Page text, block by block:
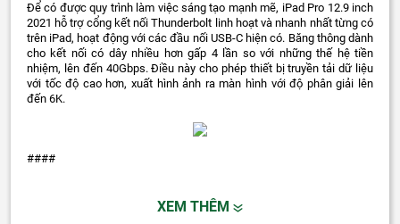
Để có được quy trình làm việc sáng tạo mạnh mẽ, iPad Pro 12.9 inch
2021 hỗ trợ cổng kết nối Thunderbolt linh hoạt và nhanh nhất từng có
trên iPad, hoạt động với các đầu nối USB-C hiện có. Băng thông dành
cho kết nối có dây nhiều hơn gấp 4 lần so với những thế hệ tiền
nhiệm, lên đến 40Gbps. Điều này cho phép thiết bị truyền tải dữ liệu
với tốc độ cao hơn, xuất hình ảnh ra màn hình với độ phân giải lên
đến 6K.
####
XEM THÊM